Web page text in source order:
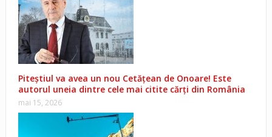
Piteștiul va avea un nou Cetățean de Onoare! Este
autorul uneia dintre cele mai citite cărți din România
mai 15, 2026